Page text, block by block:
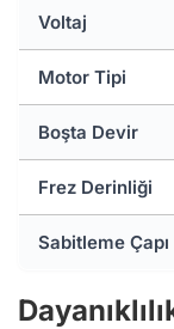
Voltaj
Motor Tipi
Boşta Devir
Frez Derinliği
Sabitleme Çapı